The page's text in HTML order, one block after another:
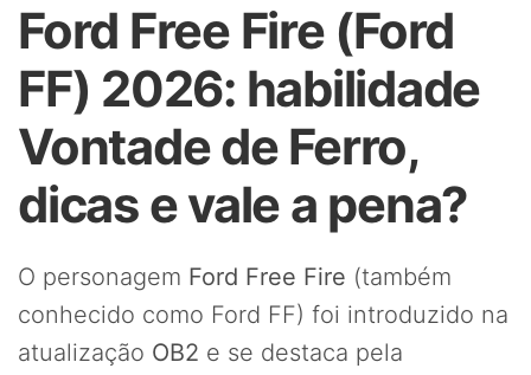
Ford Free Fire (Ford
FF) 2026: habilidade
Vontade de Ferro,
dicas e vale a pena?
O personagem Ford Free Fire (também
conhecido como Ford FF) foi introduzido na
atualização OB2 e se destaca pela